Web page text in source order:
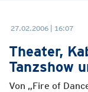
27.02.2006 | 16:07
Theater,
Tanzshow
Von „Fire of